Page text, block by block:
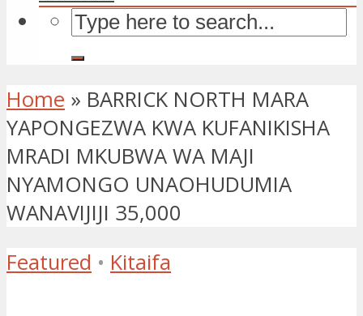
Home » BARRICK NORTH MARA
YAPONGEZWA KWA KUFANIKISHA
MRADI MKUBWA WA MAJI
NYAMONGO UNAOHUDUMIA
WANAVIJIJI 35,000
Featured • Kitaifa